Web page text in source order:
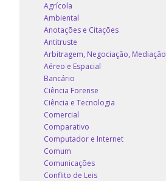
Agrícola
Ambiental
Anotações e Citações
Antitruste
Arbitragem, Negociação, Mediação
Aéreo e Espacial
Bancário
Ciência Forense
Ciência e Tecnologia
Comercial
Comparativo
Computador e Internet
Comum
Comunicações
Conflito de Leis